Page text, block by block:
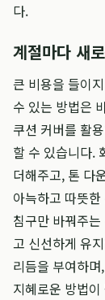
다.
계절마다 새
큰 비용을 들이
수 있는 방법은
쿠션 커버를 활
할 수 있습니다.
더해주고, 톤 다
아늑하고 따뜻
침구만 바꿔주
고 신선하게 유
리듬을 부여하
지혜로운 방법